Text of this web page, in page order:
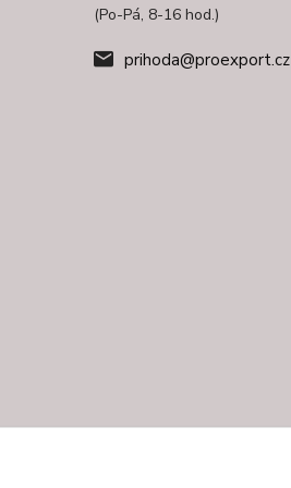
(Po-Pá, 8-16 hod.)
prihoda@proexport.cz